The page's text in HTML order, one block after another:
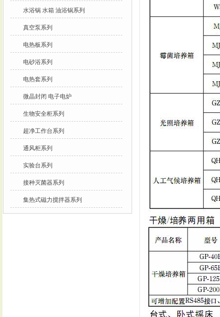
水浴锅 水箱 油浴锅系列
真空泵系列
电热板系列
电砂浴系列
电热套系列
微晶封闭 电子电炉
生物安全柜系列
超净工作台系列
通风柜系列
实验台系列
接种灭菌器系列
集热式磁力搅拌器系列